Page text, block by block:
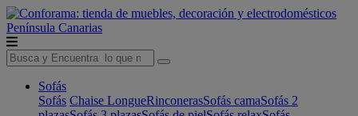
Península Canarias
Sofás
Sofás Chaise LongueRinconerasSofás camaSofás 2